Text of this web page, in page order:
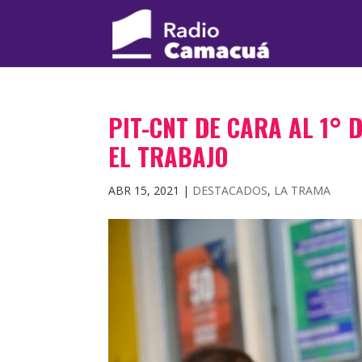
PIT-CNT DE CARA AL 1°
EL TRABAJO
ABR 15, 2021 | DESTACADOS, LA TRAMA